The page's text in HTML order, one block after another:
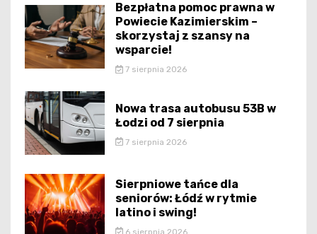
Bezpłatna pomoc prawna w
Powiecie Kazimierskim –
skorzystaj z szansy na
wsparcie!
7 sierpnia 2026
Nowa trasa autobusu 53B w
Łodzi od 7 sierpnia
7 sierpnia 2026
Sierpniowe tańce dla
seniorów: Łódź w rytmie
latino i swing!
6 sierpnia 2026